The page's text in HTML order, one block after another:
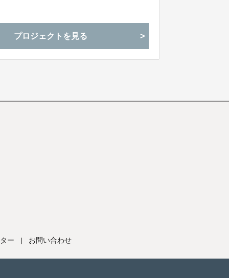
プロジェクトを見る
ー | お問い合わせ